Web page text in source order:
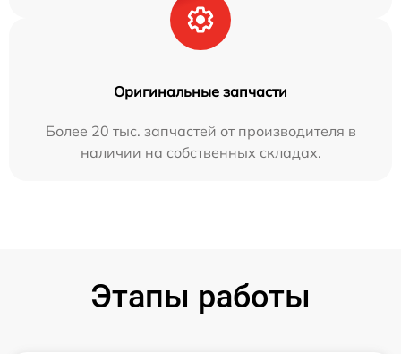
Оригинальные запчасти
Более 20 тыс. запчастей от производителя в
наличии на собственных складах.
Этапы работы